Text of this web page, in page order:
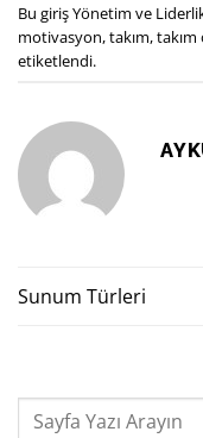
Bu girişYönetim ve
motivasyon,takım,
etiketlendi.
Sunum Türleri